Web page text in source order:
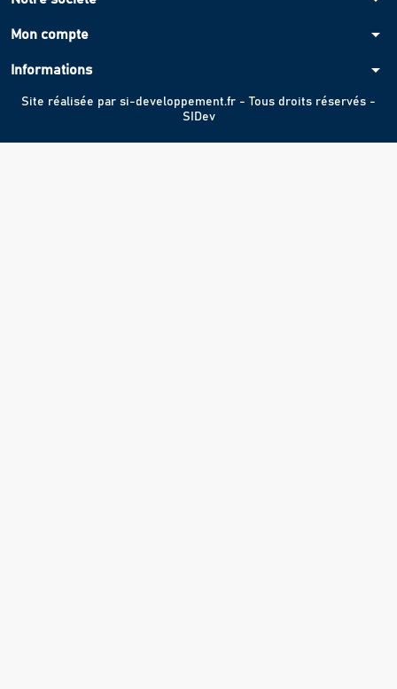
Mon compte arrow_drop_down
Informations arrow_drop_down
Site réalisée par si-developpement.fr - Tous droits réservés -
SIDev